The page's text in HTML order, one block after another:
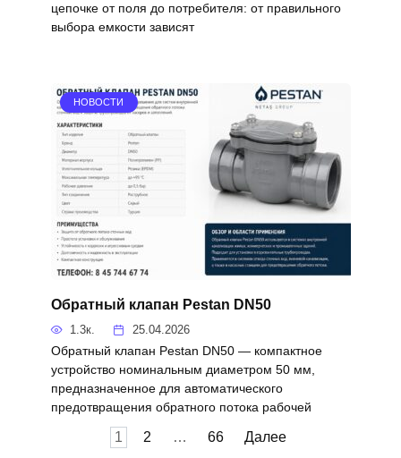
цепочке от поля до потребителя: от правильного
выбора емкости зависят
НОВОСТИ
Обратный клапан Pestan DN50
1.3к. 25.04.2026
Обратный клапан Pestan DN50 — компактное
устройство номинальным диаметром 50 мм,
предназначенное для автоматического
предотвращения обратного потока рабочей
1 2 … 66 Далее